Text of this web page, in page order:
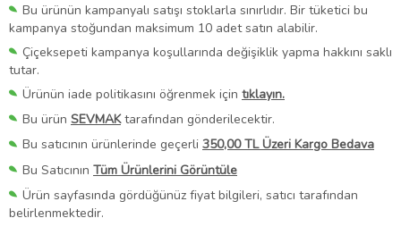
Bu ürünün kampanyalı satışı stoklarla sınırlıdır. Bir tüketici bu
kampanya stoğundan maksimum 10 adet satın alabilir.
Çiçeksepeti kampanya koşullarında değişiklik yapma hakkını saklı
tutar.
Ürünün iade politikasını öğrenmek için tıklayın.
Bu ürün SEVMAKtarafından gönderilecektir.
Bu satıcının ürünlerinde geçerli 350,00 TL Üzeri Kargo Bedava
Bu Satıcının Tüm Ürünlerini Görüntüle
Ürün sayfasında gördüğünüz fiyat bilgileri, satıcı tarafından
belirlenmektedir.